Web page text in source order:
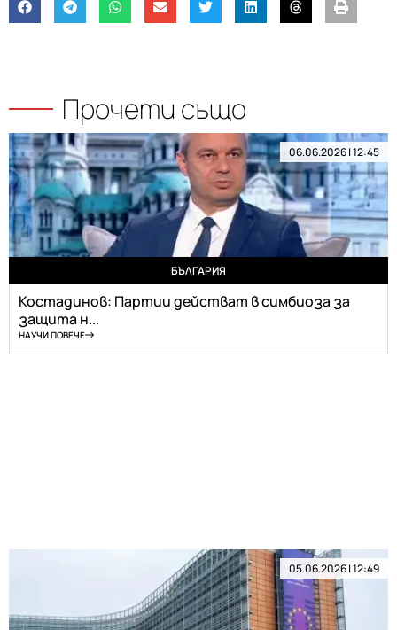
Прочети също
06.06.2026 | 12:45
БЪЛГАРИЯ
Костадинов: Партии действат в симбиоза за
защита н...
НАУЧИ ПОВЕЧЕ
05.06.2026 | 12:49